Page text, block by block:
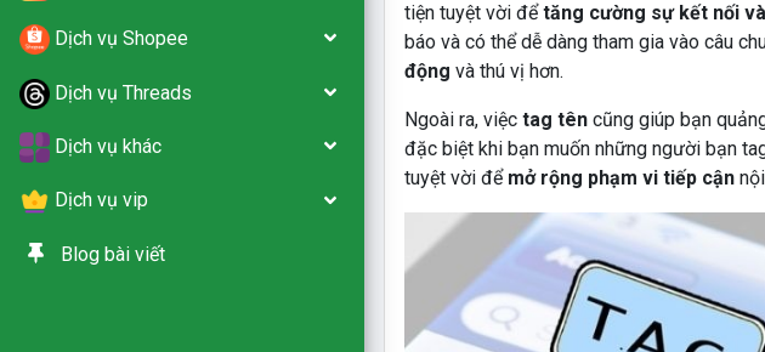
Dịch vụ Shopee
Dịch vụ Threads
Dịch vụ khác
Dịch vụ vip
Blog bài viết
tiện tuyệt vời đểtăng cường sự kết nối
báo và có thể dễ dàng tham gia vào câu
động và thú vị hơn.
Ngoài ra, việc tag têncũng giúp bạn
đặc biệt khi bạn muốn những người bạn
tuyệt vời để mở rộng phạm vi tiếp cậnnội